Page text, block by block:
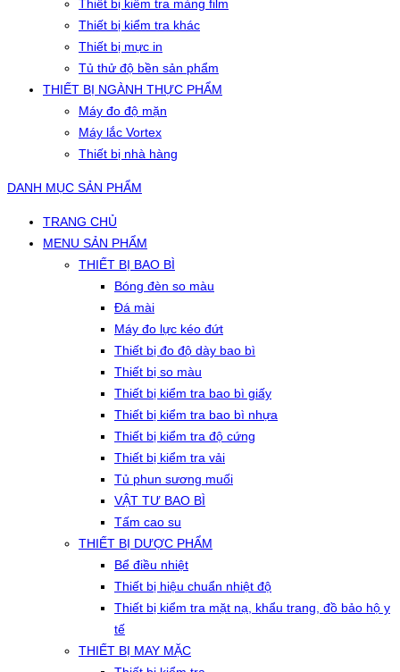
Thiết bị kiểm tra màng film
Thiết bị kiểm tra khác
Thiết bị mực in
Tủ thử độ bền sản phẩm
THIẾT BỊ NGÀNH THỰC PHẨM
Máy đo độ mặn
Máy lắc Vortex
Thiết bị nhà hàng
DANH MỤC SẢN PHẨM
TRANG CHỦ
MENU SẢN PHẨM
THIẾT BỊ BAO BÌ
Bóng đèn so màu
Đá mài
Máy đo lực kéo đứt
Thiết bị đo độ dày bao bì
Thiết bị so màu
Thiết bị kiểm tra bao bì giấy
Thiết bị kiểm tra bao bì nhựa
Thiết bị kiểm tra độ cứng
Thiết bị kiểm tra vải
Tủ phun sương muối
VẬT TƯ BAO BÌ
Tấm cao su
THIẾT BỊ DƯỢC PHẨM
Bể điều nhiệt
Thiết bị hiệu chuẩn nhiệt độ
Thiết bị kiểm tra mặt nạ, khẩu trang, đồ bảo hộ y
tế
THIẾT BỊ MAY MẶC